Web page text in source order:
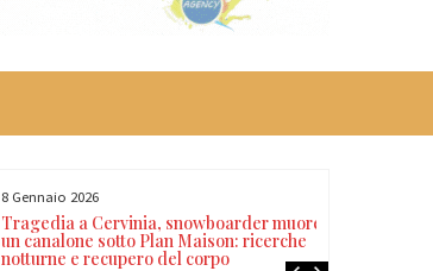
8 Gennaio 2026
Tragedia a Cervinia, snowboarder muore in
un canalone sotto Plan Maison: ricerche
notturne e recupero del corpo